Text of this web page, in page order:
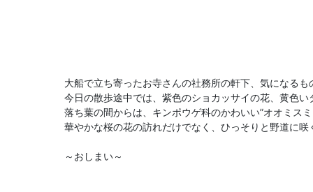
大船で立ち寄ったお寺さんの社務所の軒下、気になる
今日の散歩途中では、紫色のショカッサイの花、黄色
落ち葉の間からは、キンポウゲ科のかわいい”オオミス
華やかな桜の花の訪れだけでなく、ひっそりと野道に
～おしまい～